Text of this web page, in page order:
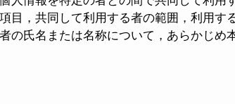
項目，共同して利用する者の範囲，利用す
者の氏名または名称について，あらかじめ